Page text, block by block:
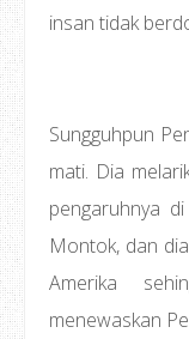
insan tidak
Sungguhpun
mati. Dia
pengaruhnya
Montok, dan
Amerika
menewaskan